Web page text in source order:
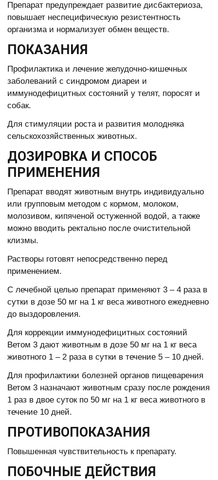
Препарат предупреждает развитие дисбактериоза,
повышает неспецифическую резистентность
организма и нормализует обмен веществ.
ПОКАЗАНИЯ
Профилактика и лечение желудочно-кишечных
заболеваний с синдромом диареи и
иммунодефицитных состояний у телят, поросят и
собак.
Для стимуляции роста и развития молодняка
сельскохозяйственных животных.
ДОЗИРОВКА И СПОСОБ
ПРИМЕНЕНИЯ
Препарат вводят животным внутрь индивидуально
или групповым методом с кормом, молоком,
молозивом, кипяченой остуженной водой, а также
можно вводить ректально после очистительной
клизмы.
Растворы готовят непосредственно перед
применением.
С лечебной целью препарат применяют 3 – 4 раза в
сутки в дозе 50 мг на 1 кг веса животного ежедневно
до выздоровления.
Для коррекции иммунодефицитных состояний
Ветом 3 дают животным в дозе 50 мг на 1 кг веса
животного 1 – 2 раза в сутки в течение 5 – 10 дней.
Для профилактики болезней органов пищеварения
Ветом 3 назначают животным сразу после рождения
1 раз в двое суток по 50 мг на 1 кг веса животного в
течение 10 дней.
ПРОТИВОПОКАЗАНИЯ
Повышенная чувствительность к препарату.
ПОБОЧНЫЕ ДЕЙСТВИЯ